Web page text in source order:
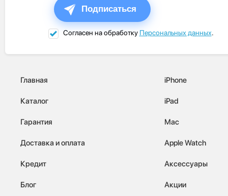
Подписаться
Согласен на обработку Персональных данных.
Главная
Каталог
Гарантия
Доставка и оплата
Кредит
Блог
iPhone
iPad
Mac
Apple Watch
Аксессуары
Акции